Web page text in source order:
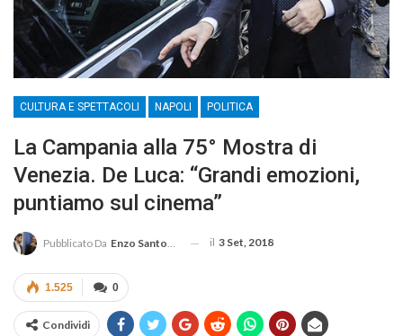
CULTURA E SPETTACOLI NAPOLI POLITICA
La Campania alla 75° Mostra di
Venezia. De Luca: “Grandi emozioni,
puntiamo sul cinema”
Pubblicato Da Enzo Santoro il 3 Set, 2018
0
1.525
Condividi